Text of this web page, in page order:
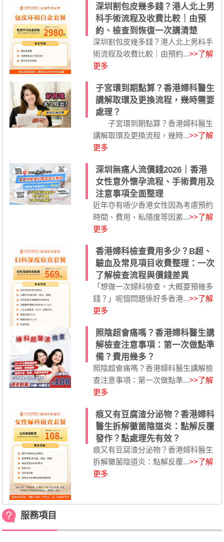
深圳割包皮幾多錢？港人北上男
科手術流程及收費比較｜由預
約、檢查到恢復一次講清楚
深圳割包皮幾多錢？港人北上男科手
術流程及收費比較｜由預約...>>了解
更多
子宮環到期點算？香港婦科醫生
講解取環及更換流程，幾時需要
處理？
子宮環到期點算？香港婦科醫生
講解取環及更換流程，幾時...>>了解
更多
深圳無痛人流價錢2026｜香港
女性意外懷孕流程、手術費用及
注意事項全面整理
近年亦有唔少香港女性因為考慮預約
時間、費用、私隱度等因素...>>了解
更多
香港婦科檢查費用多少？B超、
驗血及常見項目收費整理：一次
了解檢查流程與價錢差異
「想做一次婦科檢查，大概要預幾多
錢？」呢個問題係好多香港...>>了解
更多
照陰超會痛嗎？香港婦科醫生講
解檢查注意事項：第一次做點準
備？費用幾多？
照陰超會痛嗎？香港婦科醫生講解檢
查注意事項：第一次做點準...>>了解
更多
痕又有豆腐渣分泌物？香港婦科
醫生拆解黴菌陰道炎：點解反覆
發作？點處理先有效？
痕又有豆腐渣分泌物？香港婦科醫生
拆解黴菌陰道炎：點解反覆...>>了解
更多
服務項目